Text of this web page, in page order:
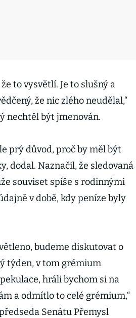
to vysvětlí. Je to slušný a
že nic zlého neudělal,“
nechtěl být jmenován.
prý důvod, proč by měl být
dodal. Naznačil, že sledovaná
souviset spíše s rodinnými
v době, kdy peníze byly
budeme diskutovat o
týden, v tom grémium
hráli bychom si na
a odmítlo to celé grémium,“
Senátu Přemysl